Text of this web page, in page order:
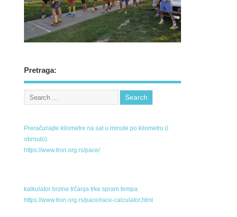
Pretraga:
Preračunajte kilometre na sat u minute po kilometru (i
obrnuto):
https://www.tron.org.rs/pace/
kalkulator brzine trčanja trke spram tempa:
https://www.tron.org.rs/pace/race-calculator.html